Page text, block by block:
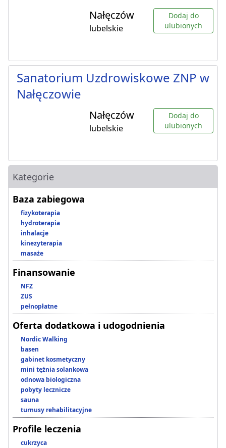
Nałęczów
lubelskie
Dodaj do
ulubionych
Sanatorium Uzdrowiskowe ZNP w
Nałęczowie
Nałęczów
lubelskie
Dodaj do
ulubionych
Kategorie
Baza zabiegowa
fizykoterapia
hydroterapia
inhalacje
kinezyterapia
masaże
Finansowanie
NFZ
ZUS
pełnopłatne
Oferta dodatkowa i udogodnienia
Nordic Walking
basen
gabinet kosmetyczny
mini tężnia solankowa
odnowa biologiczna
pobyty lecznicze
sauna
turnusy rehabilitacyjne
Profile leczenia
cukrzyca